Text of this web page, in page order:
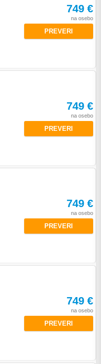
749 €
na osebo
PREVERI
749 €
na osebo
PREVERI
749 €
na osebo
PREVERI
749 €
na osebo
PREVERI